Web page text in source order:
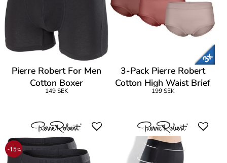
Pierre Robert For Men
Cotton Boxer
149 SEK
3-Pack Pierre Robert
Cotton High Waist Brief
CL1
199 SEK
-15%